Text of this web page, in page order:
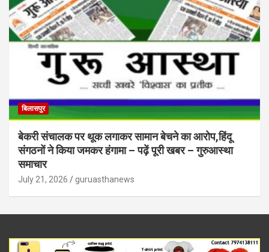
बिलासपुर
बेकरी संचालक पर थूक लगाकर सामान बेचने का आरोप,हिंदू
संगठनों ने किया जमकर हंगामा – पढ़ें पूरी खबर – गुरुआस्था
समाचार
July 21, 2026 guruasthanews